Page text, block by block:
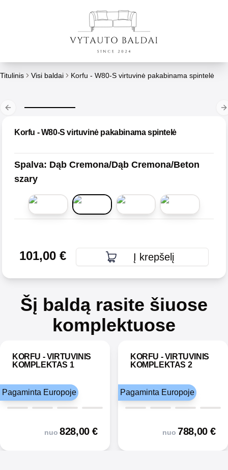
Titulinis Visi baldai Korfu - W80-S virtuvinė pakabinama spintelė
Previous slide
Korfu - W80-S virtuvinė pakabinama spintelė
Spalva: Dąb Cremona/Dąb Cremona/Beton
szary
101,00€ Į krepšelį
Šį baldą rasite šiuose
komplektuose
KORFU - VIRTUVINIS
KOMPLEKTAS 1
Pagaminta Europoje
nuo 828,00€
KORFU - VIRTUVINIS
KOMPLEKTAS 2
Pagaminta Europoje
nuo 788,00€